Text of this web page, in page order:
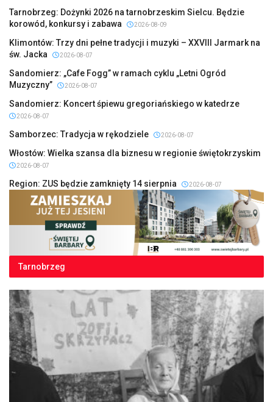
Tarnobrzeg: Dożynki 2026 na tarnobrzeskim Sielcu. Będzie
korowód, konkursy i zabawa
2026-08-09
Klimontów: Trzy dni pełne tradycji i muzyki – XXVIII Jarmark na
św. Jacka
2026-08-07
Sandomierz: „Cafe Fogg” w ramach cyklu „Letni Ogród
Muzyczny”
2026-08-07
Sandomierz: Koncert śpiewu gregoriańskiego w katedrze
2026-08-07
Samborzec: Tradycja w rękodziele 2026-08-07
Włostów: Wielka szansa dla biznesu w regionie świętokrzyskim
2026-08-07
Region: ZUS będzie zamknięty 14 sierpnia 2026-08-07
Tarnobrzeg